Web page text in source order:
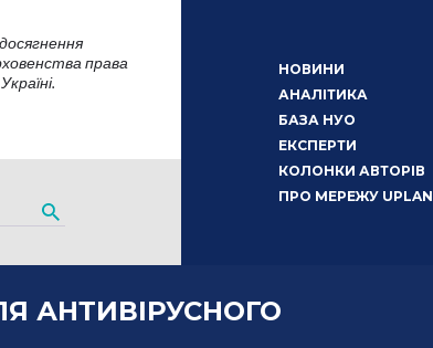
права
НОВИНИ
АНАЛІТИКА
БАЗА НУО
ЕКСПЕРТИ
КОЛОНКИ АВТОРІВ
ПРО МЕРЕЖУ UPLAN
АНТИВІРУСНОГО